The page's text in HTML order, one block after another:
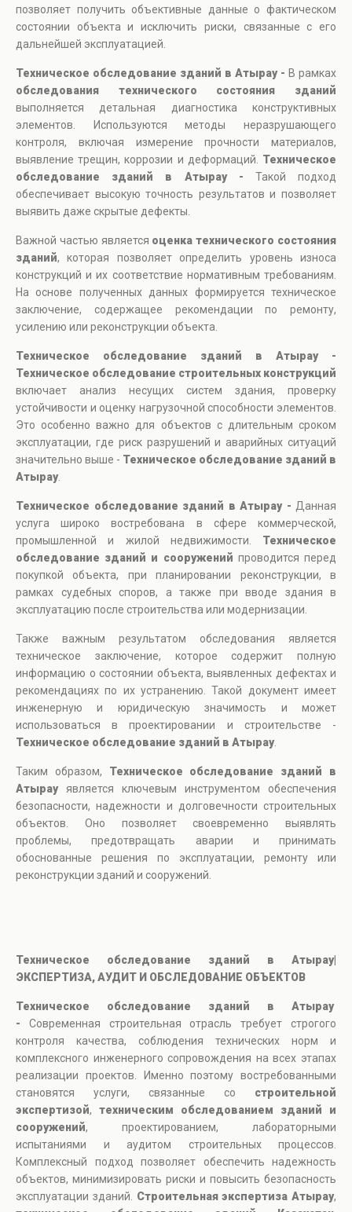
позволяет получить объективные данные о фактическом
состоянии объекта и исключить риски, связанные с его
дальнейшей эксплуатацией.
Техническое обследование зданий в Атырау - В рамках
обследования технического состояния зданий
выполняется детальная диагностика конструктивных
элементов. Используются методы неразрушающего
контроля, включая измерение прочности материалов,
выявление трещин, коррозии и деформаций. Техническое
обследование зданий в Атырау - Такой подход
обеспечивает высокую точность результатов и позволяет
выявить даже скрытые дефекты.
Важной частью является оценка технического состояния
зданий, которая позволяет определить уровень износа
конструкций и их соответствие нормативным требованиям.
На основе полученных данных формируется техническое
заключение, содержащее рекомендации по ремонту,
усилению или реконструкции объекта.
Техническое обследование зданий в Атырау -
Техническое обследование строительных конструкций
включает анализ несущих систем здания, проверку
устойчивости и оценку нагрузочной способности элементов.
Это особенно важно для объектов с длительным сроком
эксплуатации, где риск разрушений и аварийных ситуаций
значительно выше - Техническое обследование зданий в
Атырау.
Техническое обследование зданий в Атырау - Данная
услуга широко востребована в сфере коммерческой,
промышленной и жилой недвижимости. Техническое
обследование зданий и сооружений проводится перед
покупкой объекта, при планировании реконструкции, в
рамках судебных споров, а также при вводе здания в
эксплуатацию после строительства или модернизации.
Также важным результатом обследования является
техническое заключение, которое содержит полную
информацию о состоянии объекта, выявленных дефектах и
рекомендациях по их устранению. Такой документ имеет
инженерную и юридическую значимость и может
использоваться в проектировании и строительстве -
Техническое обследование зданий в Атырау.
Таким образом, Техническое обследование зданий в
Атырауявляется ключевым инструментом обеспечения
безопасности, надежности и долговечности строительных
объектов. Оно позволяет своевременно выявлять
проблемы, предотвращать аварии и принимать
обоснованные решения по эксплуатации, ремонту или
реконструкции зданий и сооружений.
Техническое обследование зданий в Атырау|
ЭКСПЕРТИЗА, АУДИТ И ОБСЛЕДОВАНИЕ ОБЪЕКТОВ
Техническое обследование зданий в Атырау
- Современная строительная отрасль требует строгого
контроля качества, соблюдения технических норм и
комплексного инженерного сопровождения на всех этапах
реализации проектов. Именно поэтому востребованными
становятся услуги, связанные со строительной
экспертизой, техническим обследованием зданий и
сооружений, проектированием, лабораторными
испытаниями и аудитом строительных процессов.
Комплексный подход позволяет обеспечить надежность
объектов, минимизировать риски и повысить безопасность
эксплуатации зданий. Строительная экспертиза Атырау,